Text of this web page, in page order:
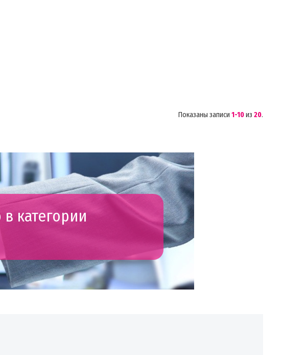
Показаны записи 1-10из 20.
категории